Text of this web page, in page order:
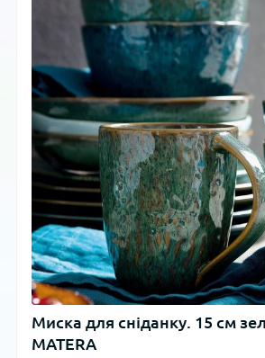
Миска для сніданку. 15 см
MATERA